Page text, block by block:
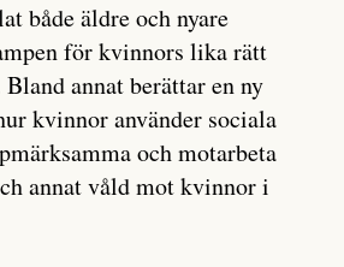
både äldre och nyare
för kvinnors lika rätt
annat berättar en ny
kvinnor använder sociala
och motarbeta
annat våld mot kvinnor i